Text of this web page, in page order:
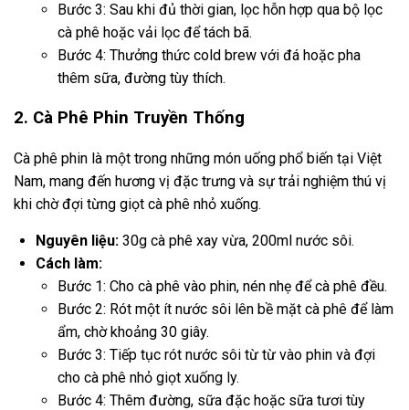
Bước 3: Sau khi đủ thời gian, lọc hỗn hợp qua bộ lọc
cà phê hoặc vải lọc để tách bã.
Bước 4: Thưởng thức cold brew với đá hoặc pha
thêm sữa, đường tùy thích.
2. Cà Phê Phin Truyền Thống
Cà phê phin là một trong những món uống phổ biến tại Việt
Nam, mang đến hương vị đặc trưng và sự trải nghiệm thú vị
khi chờ đợi từng giọt cà phê nhỏ xuống.
Nguyên liệu: 30g cà phê xay vừa, 200ml nước sôi.
Cách làm:
Bước 1: Cho cà phê vào phin, nén nhẹ để cà phê đều.
Bước 2: Rót một ít nước sôi lên bề mặt cà phê để làm
ẩm, chờ khoảng 30 giây.
Bước 3: Tiếp tục rót nước sôi từ từ vào phin và đợi
cho cà phê nhỏ giọt xuống ly.
Bước 4: Thêm đường, sữa đặc hoặc sữa tươi tùy